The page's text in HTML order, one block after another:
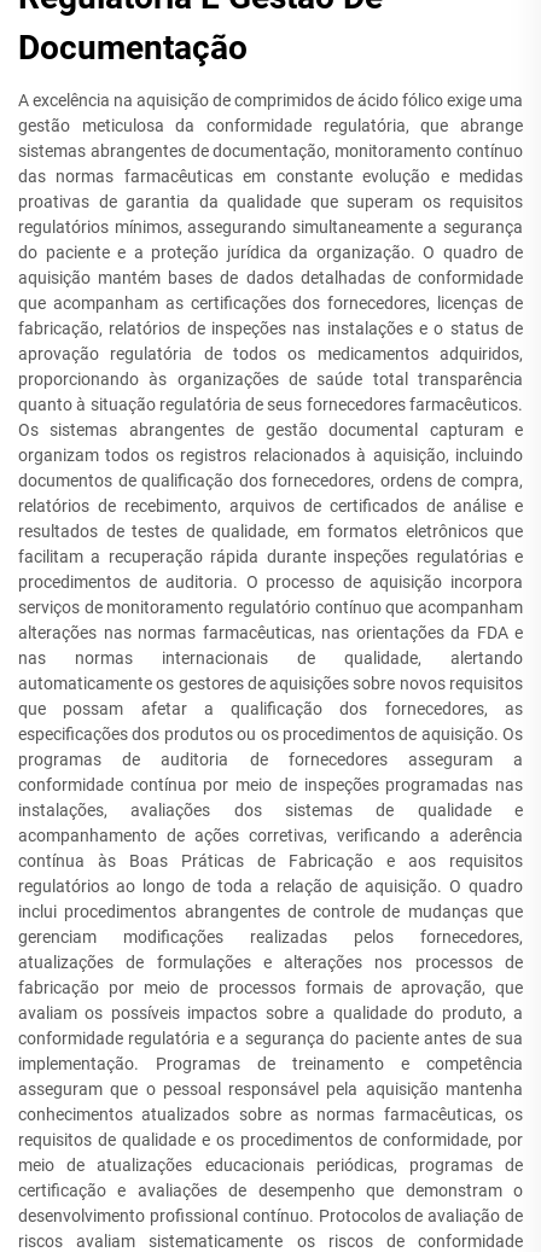
Documentação
A excelência na aquisição de comprimidos de ácido fólico exige uma
gestão meticulosa da conformidade regulatória, que abrange
sistemas abrangentes de documentação, monitoramento contínuo
das normas farmacêuticas em constante evolução e medidas
proativas de garantia da qualidade que superam os requisitos
regulatórios mínimos, assegurando simultaneamente a segurança
do paciente e a proteção jurídica da organização. O quadro de
aquisição mantém bases de dados detalhadas de conformidade
que acompanham as certificações dos fornecedores, licenças de
fabricação, relatórios de inspeções nas instalações e o status de
aprovação regulatória de todos os medicamentos adquiridos,
proporcionando às organizações de saúde total transparência
quanto à situação regulatória de seus fornecedores farmacêuticos.
Os sistemas abrangentes de gestão documental capturam e
organizam todos os registros relacionados à aquisição, incluindo
documentos de qualificação dos fornecedores, ordens de compra,
relatórios de recebimento, arquivos de certificados de análise e
resultados de testes de qualidade, em formatos eletrônicos que
facilitam a recuperação rápida durante inspeções regulatórias e
procedimentos de auditoria. O processo de aquisição incorpora
serviços de monitoramento regulatório contínuo que acompanham
alterações nas normas farmacêuticas, nas orientações da FDA e
nas normas internacionais de qualidade, alertando
automaticamente os gestores de aquisições sobre novos requisitos
que possam afetar a qualificação dos fornecedores, as
especificações dos produtos ou os procedimentos de aquisição. Os
programas de auditoria de fornecedores asseguram a
conformidade contínua por meio de inspeções programadas nas
instalações, avaliações dos sistemas de qualidade e
acompanhamento de ações corretivas, verificando a aderência
contínua às Boas Práticas de Fabricação e aos requisitos
regulatórios ao longo de toda a relação de aquisição. O quadro
inclui procedimentos abrangentes de controle de mudanças que
gerenciam modificações realizadas pelos fornecedores,
atualizações de formulações e alterações nos processos de
fabricação por meio de processos formais de aprovação, que
avaliam os possíveis impactos sobre a qualidade do produto, a
conformidade regulatória e a segurança do paciente antes de sua
implementação. Programas de treinamento e competência
asseguram que o pessoal responsável pela aquisição mantenha
conhecimentos atualizados sobre as normas farmacêuticas, os
requisitos de qualidade e os procedimentos de conformidade, por
meio de atualizações educacionais periódicas, programas de
certificação e avaliações de desempenho que demonstram o
desenvolvimento profissional contínuo. Protocolos de avaliação de
riscos avaliam sistematicamente os riscos de conformidade